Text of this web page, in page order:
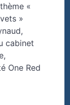
«
»
cabinet
One Red